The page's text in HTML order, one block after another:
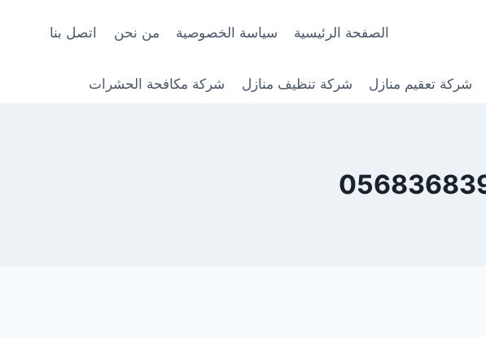
الصفحة الرئيسية سياسة الخصوصية من نحن اتصل بنا
شركة تعقيم منازل شركة تنظيف منازل شركة مكافحة الحشرات